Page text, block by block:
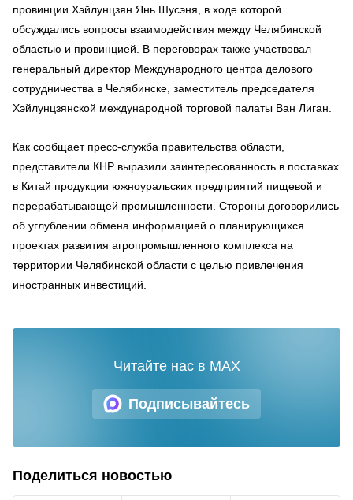
провинции Хэйлунцзян Янь Шусэня, в ходе которой
обсуждались вопросы взаимодействия между Челябинской
областью и провинцией. В переговорах также участвовал
генеральный директор Международного центра делового
сотрудничества в Челябинске, заместитель председателя
Хэйлунцзянской международной торговой палаты Ван Лиган.
Как сообщает пресс-служба правительства области,
представители КНР выразили заинтересованность в поставках
в Китай продукции южноуральских предприятий пищевой и
перерабатывающей промышленности. Стороны договорились
об углублении обмена информацией о планирующихся
проектах развития агропромышленного комплекса на
территории Челябинской области с целью привлечения
иностранных инвестиций.
Подписывайтесь
Читайте нас в MAX
Поделиться новостью